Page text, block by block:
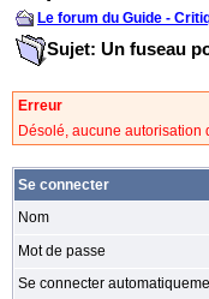
Le forum du Guide -
Sujet: Un fuseau
Erreur
Désolé, aucune autorisation
Se connecter
Nom
Mot de passe
Se connecter